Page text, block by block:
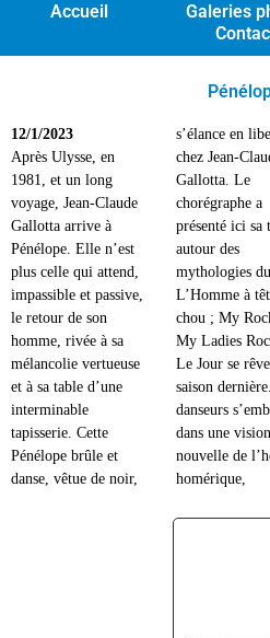
Accueil Galeries
12/1/2023
Après Ulysse, en
1981, et un long
voyage, Jean-Claude
Gallotta arrive à
Pénélope. Elle n’est
plus celle qui attend,
impassible et passive,
le retour de son
homme, rivée à sa
mélancolie vertueuse
et à sa table d’une
interminable
tapisserie. Cette
Pénélope brûle et
danse, vêtue de noir,
s’élance en
chez Jean-Claude
Gallotta. Le
chorégraphe a
présenté ici sa trilogie
autour des
mythologies du rock,
L’Homme à tête de
chou ; My Rock et
My Ladies Rock, puis
Le Jour se rêve la
saison dernière. Dix
danseurs s’embrasent
dans une vision
nouvelle de l’héroïne
homérique,
s’enflamment
des pulsions
charnelles, des
accolements sensuels,
ils visitent les affres
des amours
enténébrées, l’audace
des désirs ardents et
les joies du retour.
Rêve flamboyant de
noirceur, Pénélope
devient un portrait
éclaté de toutes les